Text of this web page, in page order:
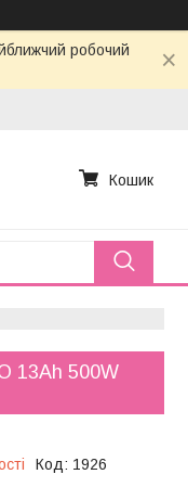
робочий
Кошик
13Ah 500W
Код: 1926